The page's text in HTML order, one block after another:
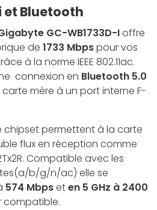
et Bluetooth
GC-WB1733D-Ioffre
de 1733 Mbpspour vos
à la norme IEEE 802.11ac.
connexion en Bluetooth 5.0
mère à un port interne F-
chipset permettent à la carte
flux en réception comme
. Compatible avec les
b/g/n/ac) elle se
574 Mbpseten 5 GHz à 2400
compatible.